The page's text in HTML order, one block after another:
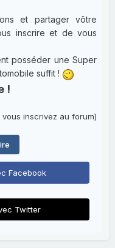
et partager vôtre
inscrire et de vous
posséder une Super
suffit !
!
inscrivez au forum)
Facebook
Twitter